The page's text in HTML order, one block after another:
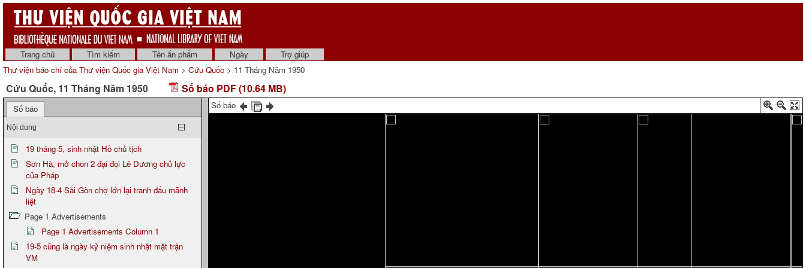
Trang chủ Tìm kiếm Tên ấn phẩm Ngày
Trợ giúp
Thư viện báo chí của Thư viện Quốc gia Việt Nam > Cứu Quốc > 11 Tháng Năm 1950
Cứu Quốc, 11 Tháng Năm 1950 Số báo PDF (10.64 MB)
Số báo
Nội dung
19 tháng 5, sinh nhật Hồ chủ tịch
Sơn Hà, mở chon 2 đại đọi Lê Dương chủ lực
của Pháp
Ngày 18-4 Sài Gòn chợ lớn lại tranh đấu mãnh
liệt
Page 1 Advertisements
Page 1 Advertisements Column 1
19-5 cũng là ngày kỷ niệm sinh nhật mặt trận
VM
Số báo